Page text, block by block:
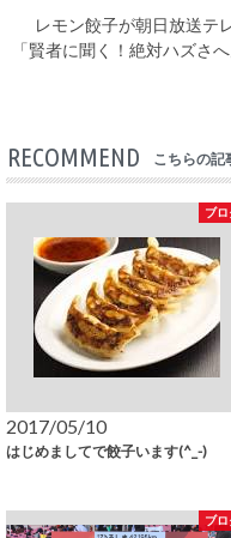
レモン餃子が朝日放送テ
「賢者に聞く！絶対ハズさ
RECOMMEND こちらの記
ブ
2017/05/10
はじめましてで餃子います(^_-)
ブ